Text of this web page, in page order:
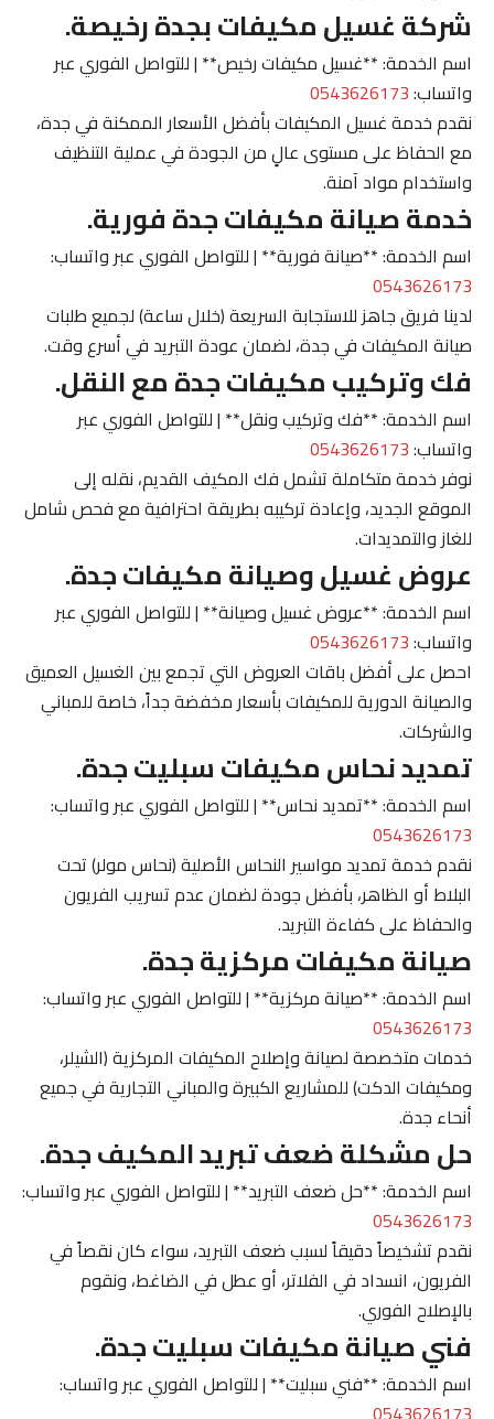
شركة غسيل مكيفات بجدة رخيصة.
اسم الخدمة: **غسيل مكيفات رخيص** | للتواصل الفوري عبر
واتساب:0543626173
نقدم خدمة غسيل المكيفات بأفضل الأسعار الممكنة في جدة،
مع الحفاظ على مستوى عالٍ من الجودة في عملية التنظيف
واستخدام مواد آمنة.
خدمة صيانة مكيفات جدة فورية.
اسم الخدمة: **صيانة فورية** | للتواصل الفوري عبر واتساب:
0543626173
لدينا فريق جاهز للاستجابة السريعة (خلال ساعة) لجميع طلبات
صيانة المكيفات في جدة، لضمان عودة التبريد في أسرع وقت.
فك وتركيب مكيفات جدة مع النقل.
اسم الخدمة: **فك وتركيب ونقل** | للتواصل الفوري عبر
واتساب:0543626173
نوفر خدمة متكاملة تشمل فك المكيف القديم، نقله إلى
الموقع الجديد، وإعادة تركيبه بطريقة احترافية مع فحص شامل
للغاز والتمديدات.
عروض غسيل وصيانة مكيفات جدة.
اسم الخدمة: **عروض غسيل وصيانة** | للتواصل الفوري عبر
واتساب:0543626173
احصل على أفضل باقات العروض التي تجمع بين الغسيل العميق
والصيانة الدورية للمكيفات بأسعار مخفضة جداً، خاصة للمباني
والشركات.
تمديد نحاس مكيفات سبليت جدة.
اسم الخدمة: **تمديد نحاس** | للتواصل الفوري عبر واتساب:
0543626173
نقدم خدمة تمديد مواسير النحاس الأصلية (نحاس مولر) تحت
البلاط أو الظاهر، بأفضل جودة لضمان عدم تسريب الفريون
والحفاظ على كفاءة التبريد.
صيانة مكيفات مركزية جدة.
اسم الخدمة: **صيانة مركزية** | للتواصل الفوري عبر واتساب:
0543626173
خدمات متخصصة لصيانة وإصلاح المكيفات المركزية (الشيلر،
ومكيفات الدكت) للمشاريع الكبيرة والمباني التجارية في جميع
أنحاء جدة.
حل مشكلة ضعف تبريد المكيف جدة.
اسم الخدمة: **حل ضعف التبريد** | للتواصل الفوري عبر واتساب:
0543626173
نقدم تشخيصاً دقيقاً لسبب ضعف التبريد، سواء كان نقصاً في
الفريون، انسداد في الفلاتر، أو عطل في الضاغط، ونقوم
بالإصلاح الفوري.
فني صيانة مكيفات سبليت جدة.
اسم الخدمة: **فني سبليت** | للتواصل الفوري عبر واتساب: